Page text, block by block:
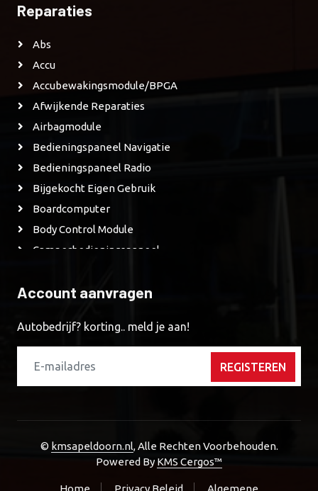
Reparaties
Abs
Accu
Accubewakingsmodule/BPGA
Afwijkende Reparaties
Airbagmodule
Bedieningspaneel Navigatie
Bedieningspaneel Radio
Bijgekocht Eigen Gebruik
Boardcomputer
Body Control Module
Camperbedieningspaneel
CD Speler
Derde Remlicht
Diverse-Modules
EPD
Account aanvragen
Autobedrijf? korting.. meld je aan!
REGISTEREN
© kmsapeldoorn.nl, Alle Rechten Voorbehouden.
Powered By KMS Cergos™
Home Privacy Beleid Algemene